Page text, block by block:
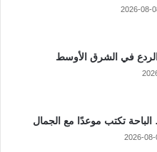
2026-08-
الردع في الشرق الأوسط
تكتب موعدًا مع الجمال
2026-08-